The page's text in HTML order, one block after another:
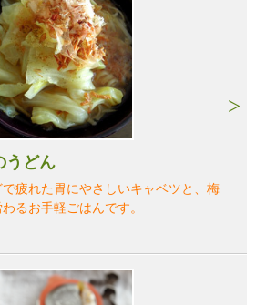
うどん
疲れた胃にやさしいキャベツと、梅
るお手軽ごはんです。